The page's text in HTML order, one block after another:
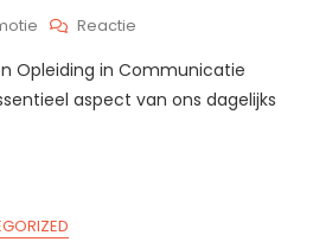
Reactie
Impact
Van
Opleiding in Communicatie
aspect van ons dagelijks